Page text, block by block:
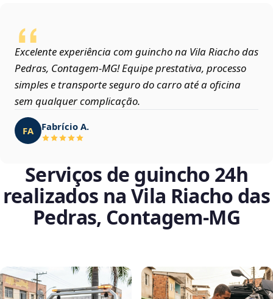
Excelente experiência com guincho na Vila Riacho das
Pedras, Contagem‑MG! Equipe prestativa, processo
simples e transporte seguro do carro até a oficina
sem qualquer complicação.
FA Fabrício A.
Serviços de guincho 24h
realizados na Vila Riacho das
Pedras, Contagem‑MG